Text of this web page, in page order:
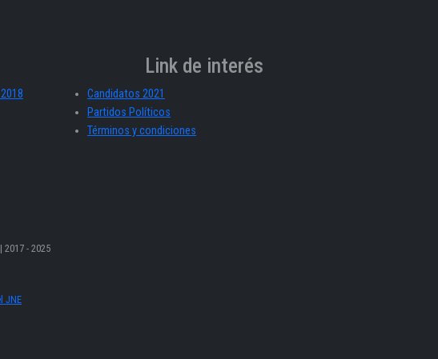
Link de interés
Candidatos 2021
Partidos Políticos
Términos y condiciones
- 2025
JNE